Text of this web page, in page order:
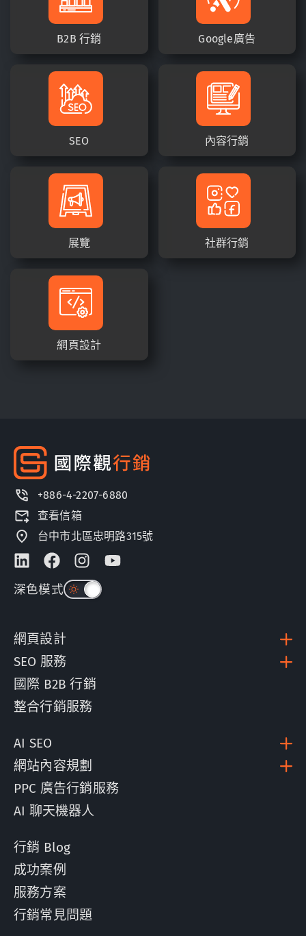
B2B 行銷 Google廣告
SEO 內容行銷
展覽 社群行銷
網頁設計
+886-4-2207-6880
查看信箱
台中市北區忠明路315號
深色模式
網頁設計
SEO 服務
國際 B2B 行銷
整合行銷服務
AI SEO
網站內容規劃
PPC 廣告行銷服務
AI 聊天機器人
行銷 Blog
成功案例
服務方案
行銷常見問題